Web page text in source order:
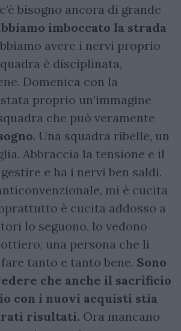
bisogno ancora di grande
imboccato la strada
avere i nervi proprio
è disciplinata,
Domenica con la
proprio un’immagine
che può veramente
. Una squadra ribelle, un
Abbraccia la tensione e il
e ha i nervi ben saldi.
mi è cucita
è cucita addosso a
lo seguono, lo vedono
una persona che li
tanto e tanto bene. Sono
che anche il sacrificio
con i nuovi acquisti stia
risultati. Ora mancano